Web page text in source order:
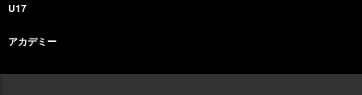
U17
アカデミー